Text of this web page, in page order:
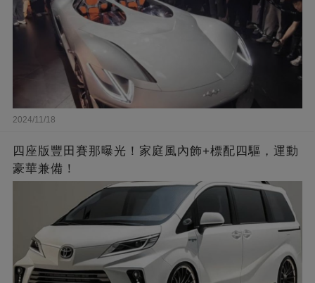
2024/11/18
四座版豐田賽那曝光！家庭風內飾+標配四驅，運動
豪華兼備！